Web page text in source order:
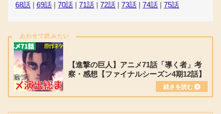
68話 |69話 |70話 |71話 |72話 |73話 |74話 |75話
【進撃の巨人】アニメ71話「導く者」考
察・感想【ファイナルシーズン4期12話】